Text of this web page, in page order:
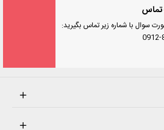
تماس
سوال با شماره زیر تماس بگیرید:
0912-